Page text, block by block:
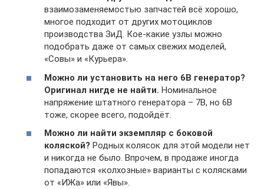
взаимозаменяемостью запчастей всё хорошо,
многое подходит от других мотоциклов
производства ЗиД. Кое-какие узлы можно
подобрать даже от самых свежих моделей,
«Совы» и «Курьера».
Можно ли установить на него 6В генератор?
Оригинал нигде не найти. Номинальное
напряжение штатного генератора – 7В, но 6В
тоже, скорее всего, подойдёт.
Можно ли найти экземпляр с боковой
коляской? Родных колясок для этой модели нет
и никогда не было. Впрочем, в продаже иногда
попадаются «колхозные» варианты с колясками
от «ИЖа» или «Явы».